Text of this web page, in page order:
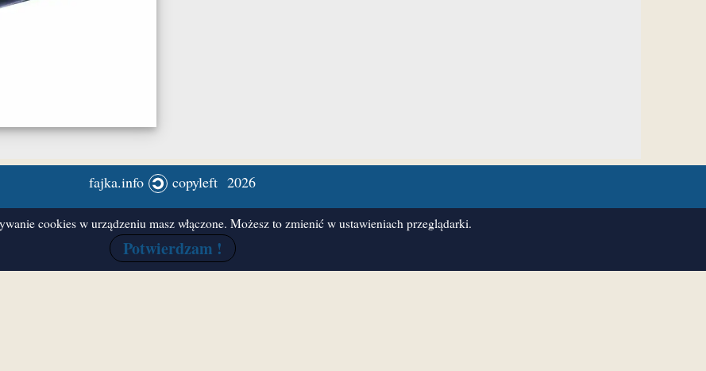
fajka.info copyleft 2026
cookies w urządzeniu masz włączone. Możesz to zmienić w ustawieniach przeglądarki.
Potwierdzam !